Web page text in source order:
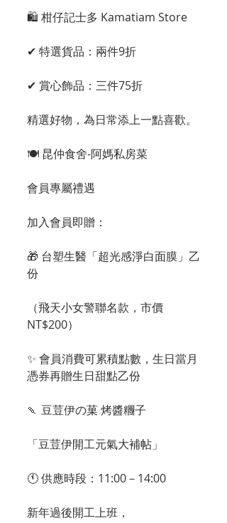
🛍 柑仔記士多 Kamatiam Store
✔ 特選貨品：兩件9折
✔ 賞心飾品：三件75折
精選好物，為日常添上一點喜歡。
🍽 昆仲食舍-阿媽私房菜
會員專屬禮遇
加入會員即贈：
🎁 台塑生醫「超光感淨白面膜」乙
份
（飛天小女警聯名款，市價
NT$200）
✨ 會員消費可累積點數，生日當月
憑券再贈生日甜點乙份
🍡 豆荳伊の菓 烤醬糰子
「豆荳伊開工元氣大補帖」
🕚 供應時段：11:00－14:00
新年過後開工上班，